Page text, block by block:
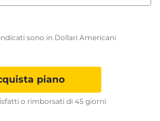
sono in Dollari Americani
piano
o rimborsati di 45 giorni